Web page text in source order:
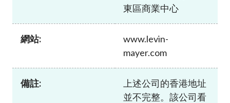
東區商業中心
網站:
www.levin-
mayer.com
備註:
上述公司的香港地址
並不完整。該公司看